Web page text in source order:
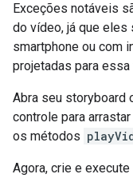
Exceções notáveis
do vídeo, já que eles
smartphone ou com
projetadas para
Abra seu storyboard
controle para
os métodos
Agora, crie e